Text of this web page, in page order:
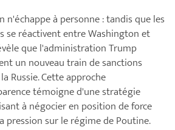
n'échappe à personne : tandis que les
se réactivent entre Washington et
que l'administration Trump
un nouveau train de sanctions
Russie. Cette approche
témoigne d'une stratégie
à négocier en position de force
sur le régime de Poutine.